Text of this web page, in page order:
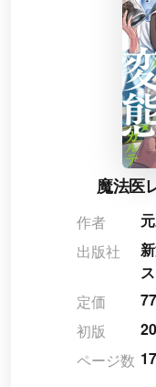
魔法医
作者
出版社
ス
定価
初版
ページ数